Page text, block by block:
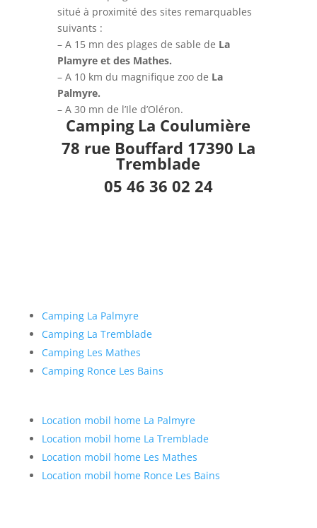
situé à proximité des sites remarquables
suivants :
– A 15 mn des plages de sable de La
Plamyre et des Mathes.
– A 10 km du magnifique zoo de La
Palmyre.
– A 30 mn de l’Ile d’Oléron.
Camping La Coulumière
78 rue Bouffard 17390 La
Tremblade
05 46 36 02 24
Camping La Palmyre
Camping La Tremblade
Camping Les Mathes
Camping Ronce Les Bains
Location mobil home La Palmyre
Location mobil home La Tremblade
Location mobil home Les Mathes
Location mobil home Ronce Les Bains